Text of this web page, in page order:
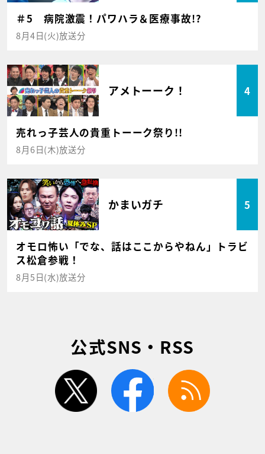
＃5 病院激震！パワハラ＆医療事故!?
8月4日(火)放送分
アメトーーク！ 4
売れっ子芸人の貴重トーーク祭り!!
8月6日(木)放送分
かまいガチ 5
オモロ怖い「でな、話はここからやねん」トラビ
ス松倉参戦！
8月5日(水)放送分
公式SNS・RSS
twitter facebook